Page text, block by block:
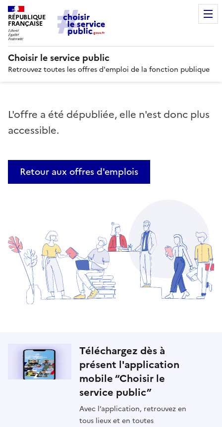
RÉPUBLIQUE
FRANÇAISE
Choisir le service public
Retrouvez toutes les offres d'emploi de la fonction publique
L'offre a été dépubliée, elle n'est donc plus
accessible.
Retour aux offres d'emplois
Téléchargez dès à
présent l'application
mobile “Choisir le
service public”
Avec l’application, retrouvez en
tous lieux et en toutes